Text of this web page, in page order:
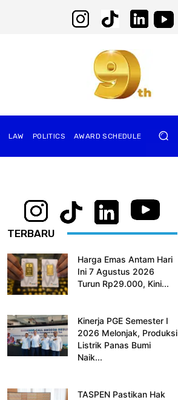
⁠LAW POLITICS AWARD SCHEDULE
TERBARU
Harga Emas Antam Hari
Ini 7 Agustus 2026
Turun Rp29.000, Kini...
Kinerja PGE Semester I
2026 Melonjak, Produksi
Listrik Panas Bumi
Naik...
TASPEN Pastikan Hak